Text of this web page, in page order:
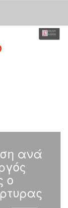
ανά
ο